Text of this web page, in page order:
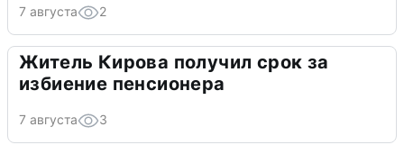
7 августа 2
Житель Кирова получил срок за
избиение пенсионера
7 августа 3